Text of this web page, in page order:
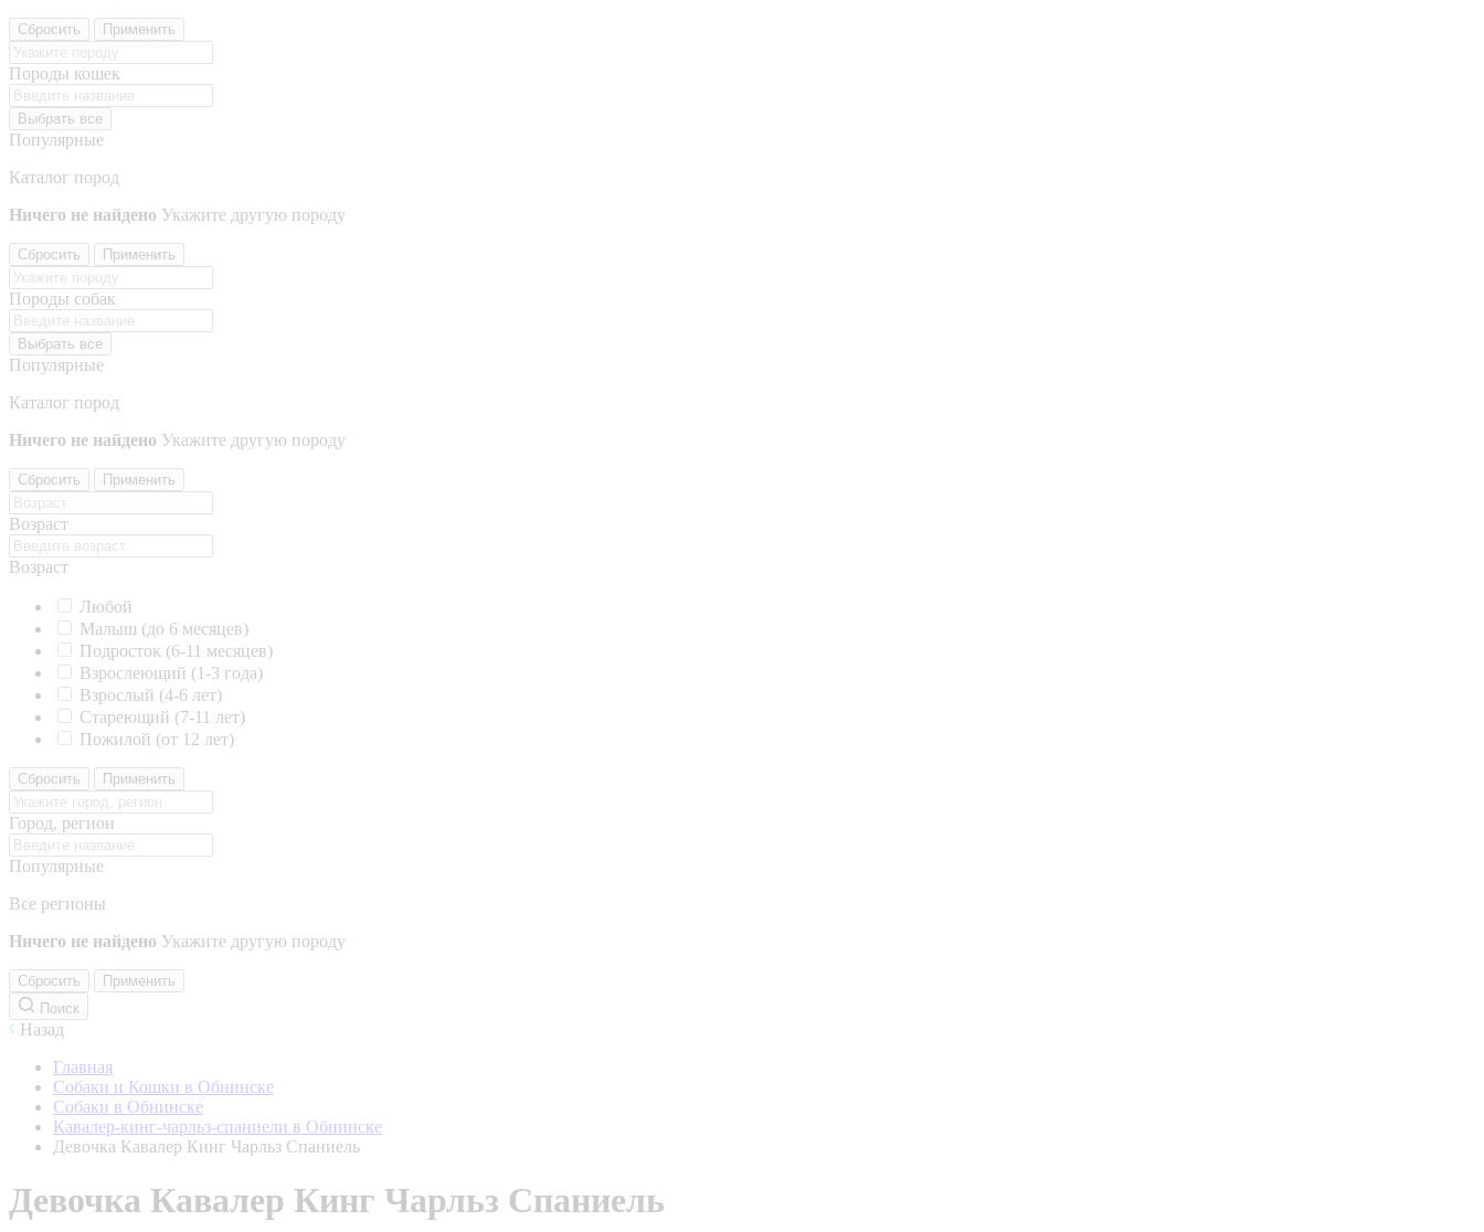
Сбросить Применить
Породы кошек
Выбрать все
Популярные
Каталог пород
Ничего не найдено Укажите другую породу
Сбросить Применить
Породы собак
Выбрать все
Популярные
Каталог пород
Ничего не найдено Укажите другую породу
Сбросить Применить
Возраст
Возраст
Любой
Малыш (до 6 месяцев)
Подросток (6-11 месяцев)
Взрослеющий (1-3 года)
Взрослый (4-6 лет)
Стареющий (7-11 лет)
Пожилой (от 12 лет)
Сбросить Применить
Город, регион
Популярные
Все регионы
Ничего не найдено Укажите другую породу
Сбросить
Применить
Поиск
Назад
Главная
Собаки и Кошки в Обнинске
Собаки в Обнинске
Кавалер-кинг-чарльз-спаниели в Обнинске
Девочка Кавалер Кинг Чарльз Спаниель
Девочка Кавалер Кинг Чарльз Спаниель